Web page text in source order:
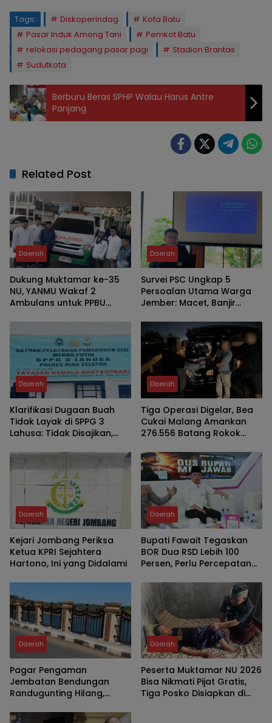
Tags: Diskoperindag
Kota Batu
Pasar Induk Among Tani
Pemkot Batu
relokasi pedagang pasar pagi
Stadion Brantas
Sudutkota
Berburu Beras SPHP Walau Harus Antre
Panjang
Related Post
Daerah
Dukung Muktamar ke-35
NU, YANMU Wakaf 2
Ambulans untuk PPBU
Daerah
Survei PSC Ungkap 5
Persoalan Utama Warga
Jember: Macet, Banjir
Pokok
Daerah
Klarifikasi Dugaan Buah
Tidak Layak di SPPG 3
Lahusa: Tidak Disajikan,
Daerah
Tiga Operasi Digelar, Bea
Cukai Malang Amankan
276.556 Batang Rokok
Daerah
Kejari Jombang Periksa
Ketua KPRI Sejahtera
Hartono, Ini yang Didalami
Daerah
Bupati Fawait Tegaskan
BOR Dua RSD Lebih 100
Persen, Perlu Percepatan
Tidur Pasien
Daerah
Pagar Pengaman
Jembatan Bendungan
Randugunting Hilang,
Membahayakan
Daerah
Peserta Muktamar NU 2026
Bisa Nikmati Pijat Gratis,
Tiga Posko Disiapkan di